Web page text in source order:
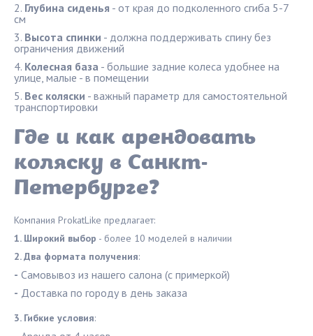
Глубина сиденья - от края до подколенного сгиба 5-7
см
Высота спинки - должна поддерживать спину без
ограничения движений
Колесная база - большие задние колеса удобнее на
улице, малые - в помещении
Вес коляски - важный параметр для самостоятельной
транспортировки
Где и как арендовать
коляску в Санкт-
Петербурге?
Компания ProkatLike предлагает:
1. Широкий выбор - более 10 моделей в наличии
2. Два формата получения:
- Самовывоз из нашего салона (с примеркой)
- Доставка по городу в день заказа
3. Гибкие условия: